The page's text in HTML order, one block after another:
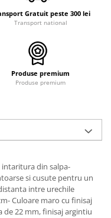
Gratuit peste 300 lei
Transport national
Produse premium
Produse premium
intaritura din salpa-
si cusute pentru un
intre urechile
Culoare maro cu finisaj
de 22 mm, finisaj argintiu